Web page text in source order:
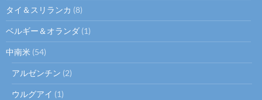
タイ＆スリランカ (8)
ベルギー＆オランダ (1)
中南米 (54)
アルゼンチン (2)
ウルグアイ (1)